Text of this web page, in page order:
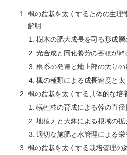
楓の盆栽を太くするための生理
解明
樹木の肥大成長を司る形成層
光合成と同化養分の蓄積が
根系の発達と地上部の太りの
楓の種類による成長速度と太
楓の盆栽を太くする具体的な培
犠牲枝の育成による幹の直径
地植えと大鉢による根域の拡
適切な施肥と水管理による
楓の盆栽を太くする栽培管理の